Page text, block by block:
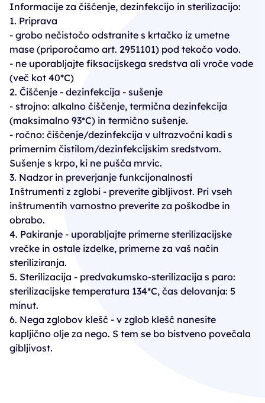
Informacije za čiščenje, dezinfekcijo in sterilizacijo:
1. Priprava
- grobo nečistočo odstranite s krtačko iz umetne
mase (priporočamo art. 2951101) pod tekočo vodo.
- ne uporabljajte fiksacijskega sredstva ali vroče vode
(več kot 40*C)
2. Čiščenje - dezinfekcija - sušenje
- strojno: alkalno čiščenje, termična dezinfekcija
(maksimalno 93*C) in termično sušenje.
- ročno: čiščenje/dezinfekcija v ultrazvočni kadi s
primernim čistilom/dezinfekcijskim sredstvom.
Sušenje s krpo, ki ne pušča mrvic.
3. Nadzor in preverjanje funkcijonalnosti
Inštrumenti z zglobi - preverite gibljivost. Pri vseh
inštrumentih varnostno preverite za poškodbe in
obrabo.
4. Pakiranje - uporabljajte primerne sterilizacijske
vrečke in ostale izdelke, primerne za vaš način
steriliziranja.
5. Sterilizacija - predvakumsko-sterilizacija s paro:
sterilizacijske temperatura 134*C, čas delovanja: 5
minut.
6. Nega zglobov klešč - v zglob klešč nanesite
kapljično olje za nego. S tem se bo bistveno povečala
gibljivost.